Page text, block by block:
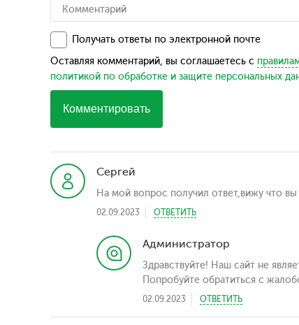
Получать ответы по электронной почте
Оставляя комментарий, вы соглашаетесь с
политикой по обработке и защите персональных
Комментировать
Сергей
На мой вопрос получил ответ,вижу что
02.09.2023 ОТВЕТИТЬ
Администратор
Здравствуйте! Наш сайт не
Попробуйте обратиться с
02.09.2023 ОТВЕТИТЬ